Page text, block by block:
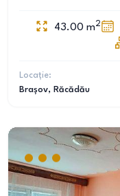
43.00 m2
Locație:
Brașov, Răcădău